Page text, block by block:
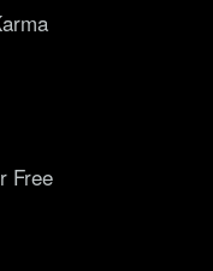
Free